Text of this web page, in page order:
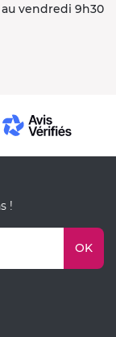
vendredi 9h30
!
OK